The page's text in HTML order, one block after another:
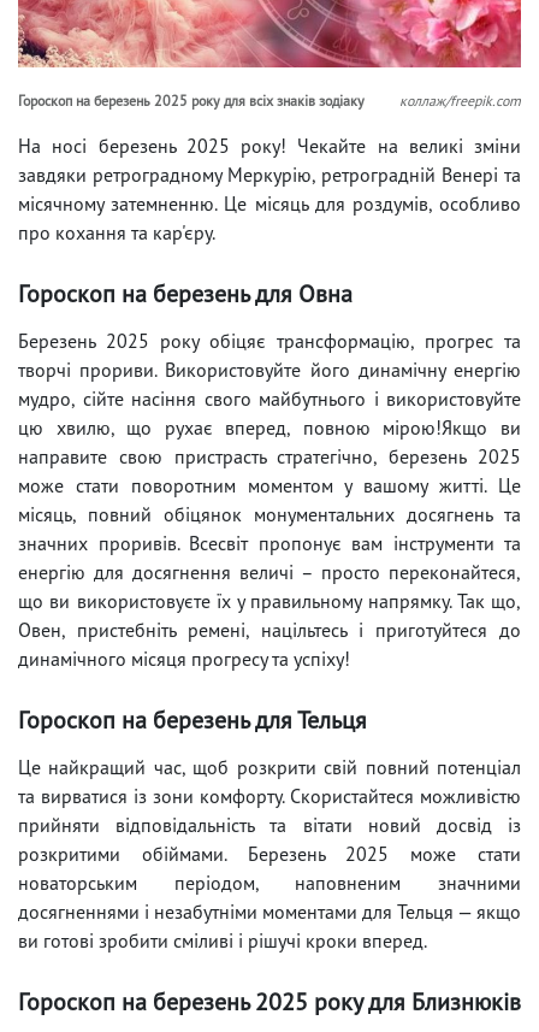
Гороскоп на березень 2025 року для всіх знаків зодіаку коллаж/freepik.com
На носі березень 2025 року! Чекайте на великі зміни
завдяки ретроградному Меркурію, ретроградній Венері та
місячному затемненню. Це місяць для роздумів, особливо
про кохання та кар'єру.
Гороскоп на березень для Овна
Березень 2025 року обіцяє трансформацію, прогрес та
творчі прориви. Використовуйте його динамічну енергію
мудро, сійте насіння свого майбутнього і використовуйте
цю хвилю, що рухає вперед, повною мірою!Якщо ви
направите свою пристрасть стратегічно, березень 2025
може стати поворотним моментом у вашому житті. Це
місяць, повний обіцянок монументальних досягнень та
значних проривів. Всесвіт пропонує вам інструменти та
енергію для досягнення величі – просто переконайтеся,
що ви використовуєте їх у правильному напрямку. Так що,
Овен, пристебніть ремені, націльтесь і приготуйтеся до
динамічного місяця прогресу та успіху!
Гороскоп на березень для Тельця
Це найкращий час, щоб розкрити свій повний потенціал
та вирватися із зони комфорту. Скористайтеся можливістю
прийняти відповідальність та вітати новий досвід із
розкритими обіймами. Березень 2025 може стати
новаторським періодом, наповненим значними
досягненнями і незабутніми моментами для Тельця — якщо
ви готові зробити сміливі і рішучі кроки вперед.
Гороскоп на березень 2025 року для Близнюків